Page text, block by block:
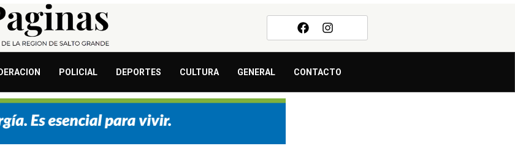
POLICIAL DEPORTES CULTURA GENERAL CONTACTO